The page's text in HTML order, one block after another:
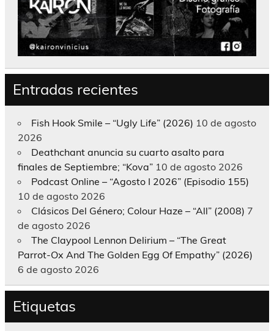
Entradas recientes
Fish Hook Smile – “Ugly Life” (2026) 10 de agosto
2026
Deathchant anuncia su cuarto asalto para
finales de Septiembre; “Kova” 10 de agosto 2026
Podcast Online – “Agosto I 2026” (Episodio 155)
10 de agosto 2026
Clásicos Del Género; Colour Haze – “All” (2008) 7
de agosto 2026
The Claypool Lennon Delirium – “The Great
Parrot-Ox And The Golden Egg Of Empathy” (2026)
6 de agosto 2026
Etiquetas